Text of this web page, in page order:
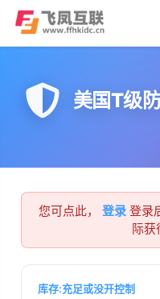
美国T级
您可点此， 登录 登录
际获
库存:充足或没开控制